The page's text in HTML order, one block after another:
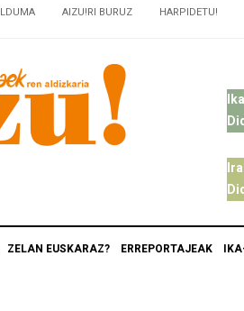
AIZU!RI BURUZ HARPIDETU!
ZELAN EUSKARAZ? ERREPORTAJEAK